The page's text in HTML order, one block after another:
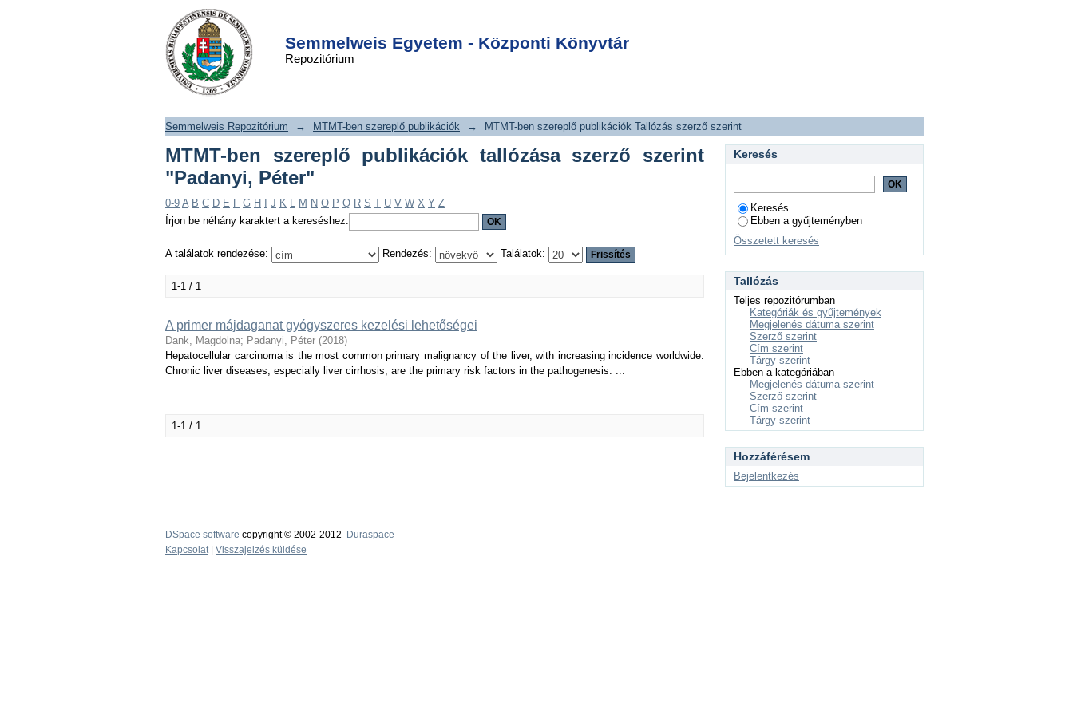
Semmelweis Egyetem - Központi Könyvtár
Repozitórium
MTMT-ben szereplő publikációk
tallózása szerző szerint "Padanyi,
Péter"
DSpace/Manakin Repository
Semmelweis Repozitórium → MTMT-ben szereplő publikációk → MTMT-ben szereplő publikációk Tallózás szerző szerint
MTMT-ben szereplő publikációk tallózása szerző szerint
"Padanyi, Péter"
0-9 A B C D E F G H J K L M N O P Q R S T U V W X Y Z
Írjon be néhány karaktert a kereséshez:
A találatok rendezése: Rendezés: Találatok:
1-1 / 1
A primer májdaganat gyógyszeres kezelési lehetőségei
Dank, Magdolna; Padanyi, Péter (2018)
Hepatocellular carcinoma is the most common primary malignancy of the liver, with increasing incidence worldwide.
Chronic liver diseases, especially liver cirrhosis, are the primary risk factors in the pathogenesis. ...
1-1 / 1
Keresés
Keresés
Ebben a gyűjteményben
Összetett keresés
Tallózás
Teljes repozitórumban
Kategóriák és gyűjtemények
Megjelenés dátuma szerint
Szerző szerint
Cím szerint
Tárgy szerint
Ebben a kategóriában
Megjelenés dátuma szerint
Szerző szerint
Cím szerint
Tárgy szerint
Hozzáférésem
Bejelentkezés
DSpace software copyright © 2002-2012
Duraspace
Kapcsolat| Visszajelzés küldése